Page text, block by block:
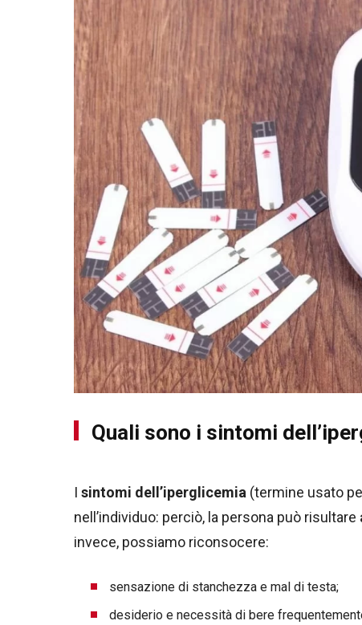
Quali sono i sintomi
I sintomi dell’iperglicemia (termine usato
nell’individuo: perciò, la persona può risultare
invece, possiamo riconsocere:
sensazione di stanchezza e mal di testa;
desiderio e necessità di bere